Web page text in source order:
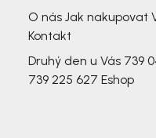
O nás Jak nakupovat
Kontakt
Druhý den u Vás 739
739 225 627 Eshop